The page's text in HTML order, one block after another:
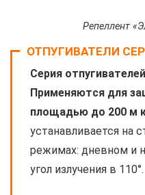
Репеллент
ОТПУГИВАТЕЛИ
Серия
Применяются для
площадью до 200 м
устанавливается на
режимах: дневном и
угол излучения в 110°.